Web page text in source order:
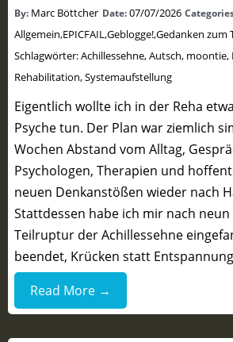
By: Marc Böttcher Date:07/07/2026
Allgemein,EPICFAIL,Geblogge!,Gedanken zum
Schlagwörter:Achillessehne,Autsch, moontie,
Rehabilitation,Systemaufstellung
Eigentlich wollte ich in der Reha
Psyche tun. Der Plan war ziemlich
Wochen Abstand vom Alltag,
Psychologen, Therapien und
neuen Denkanstößen wieder nach
Stattdessen habe ich mir nach neun
Teilruptur der Achillessehne
beendet, Krücken statt
Read More →